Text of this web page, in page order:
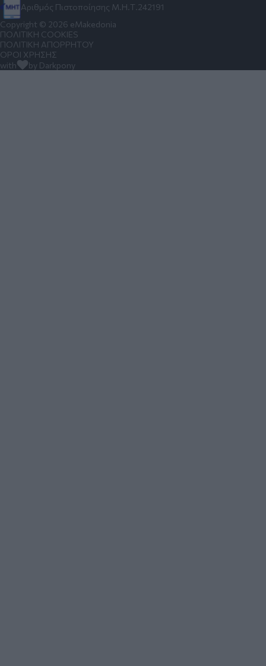
Αριθμός Πιστοποίησης Μ.Η.Τ.242191
Copyright © 2026 eMakedonia
ΠΟΛΙΤΙΚΗ COOKIES
ΠΟΛΙΤΙΚΗ ΑΠΟΡΡΗΤΟΥ
ΟΡΟΙ ΧΡΗΣΗΣ
with
by Darkpony